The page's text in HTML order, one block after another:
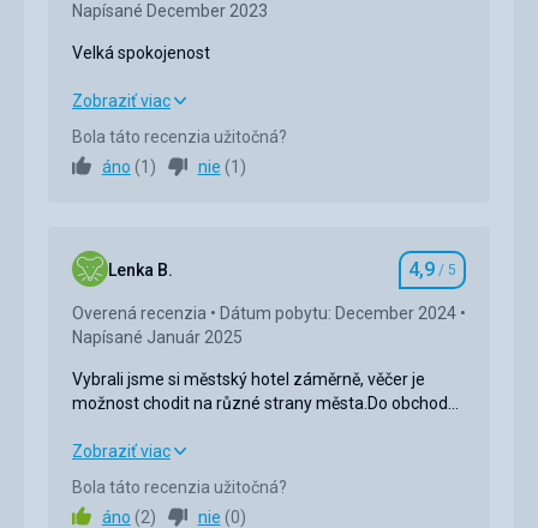
Napísané December 2023
Velká spokojenost
Velká spokojenost
Strava
Služby 5,0/ 5
Cena
Zobraziť viac
Bola táto recenzia užitočná?
áno (1 ) nie (1 )
Lenka B. Hodnotenie
4,9 / 5
Overená recenzia
Dátum pobytu: December 2024
Napísané Január 2025
Vybrali jsme si městský hotel záměrně, věčer je
možnost chodit na různé strany města.Do obchodů i
většinou spíš prázdné,tak to bavilo i muže.
Vybrali jsme si městský hotel záměrně, věčer je
možnost chodit na různé strany města.Do obchodů i
mezi místní prodejce .Navíc jsou tady obchodáky
většinou spíš prázdné,tak to bavilo i muže.
Zobraziť viac
Bola táto recenzia užitočná?
áno (2) nie (0)